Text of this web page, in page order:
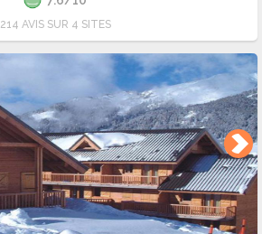
214 AVIS SUR 4 SITES